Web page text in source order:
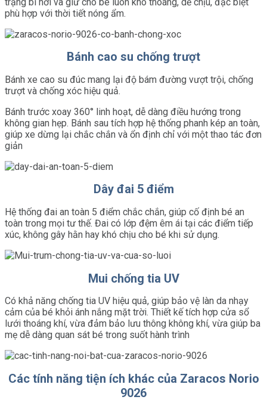
phù hợp với thời tiết nóng ẩm.
Bánh cao su chống trượt
Bánh xe cao su đúc mang lại độ bám đường vượt trội, chống
trượt và chống xóc hiệu quả.
Bánh trước xoay 360° linh hoạt, dễ dàng điều hướng trong
không gian hẹp. Bánh sau tích hợp hệ thống phanh kép an toàn,
giúp xe dừng lại chắc chắn và ổn định chỉ với một thao tác đơn
giản
Dây đai 5 điểm
Hệ thống đai an toàn 5 điểm chắc chắn, giúp cố định bé an
toàn trong mọi tư thế. Đai có lớp đệm êm ái tại các điểm tiếp
xúc, không gây hằn hay khó chịu cho bé khi sử dụng.
Mui chống tia UV
Có khả năng chống tia UV hiệu quả, giúp bảo vệ làn da nhạy
cảm của bé khỏi ánh nắng mặt trời. Thiết kế tích hợp cửa sổ
lưới thoáng khí, vừa đảm bảo lưu thông không khí, vừa giúp ba
mẹ dễ dàng quan sát bé trong suốt hành trình
Các tính năng tiện ích khác của Zaracos Norio
9026